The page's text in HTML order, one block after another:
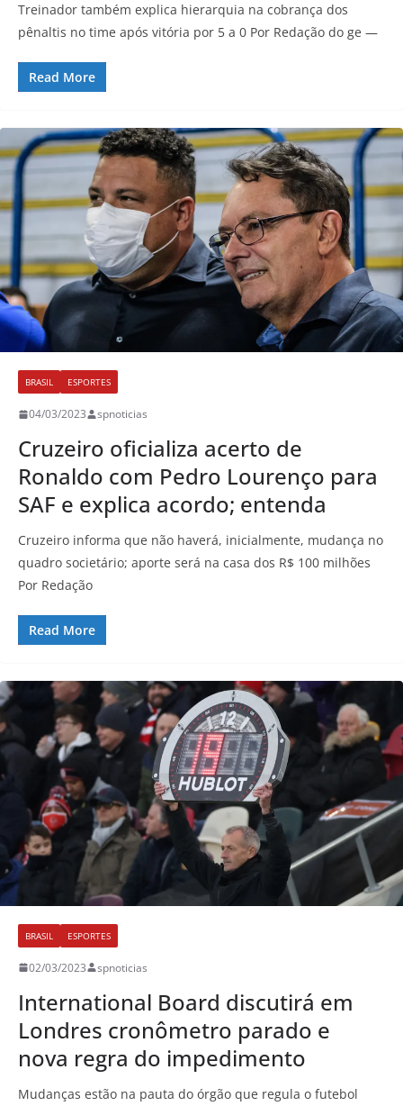
Treinador também explica hierarquia na cobrança dos
pênaltis no time após vitória por 5 a 0 Por Redação do ge —
Read More
BRASIL ESPORTES
04/03/2023 spnoticias
Cruzeiro oficializa acerto de
Ronaldo com Pedro Lourenço para
SAF e explica acordo; entenda
Cruzeiro informa que não haverá, inicialmente, mudança no
quadro societário; aporte será na casa dos R$ 100 milhões
Por Redação
Read More
BRASIL ESPORTES
02/03/2023 spnoticias
International Board discutirá em
Londres cronômetro parado e
nova regra do impedimento
Mudanças estão na pauta do órgão que regula o futebol